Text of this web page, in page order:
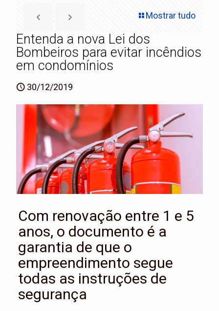
Mostrar tudo
Entenda a nova Lei dos
Bombeiros para evitar incêndios
em condomínios
30/12/2019
Com renovação entre 1 e 5
anos, o documento é a
garantia de que o
empreendimento segue
todas as instruções de
segurança